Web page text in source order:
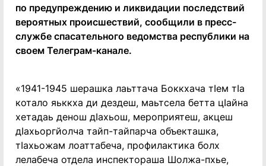
по предупреждению и ликвидации последствий
вероятных происшествий, сообщили в пресс-
службе спасательного ведомства республики на
своем Телеграм-канале.
«1941-1945 шерашка лаьттача Боккхача тIем тIа
котало яьккха ди дездеш, маьтсела бетта цIайна
хетадаь денош дIахьош, мероприятеш, акцеш
дIахьоргйолча тайп-тайпарча объекташка,
тIахьожам лоаттабеча, профилактика болх
лелабеча отдела инспектораша Шолжа-пхье,